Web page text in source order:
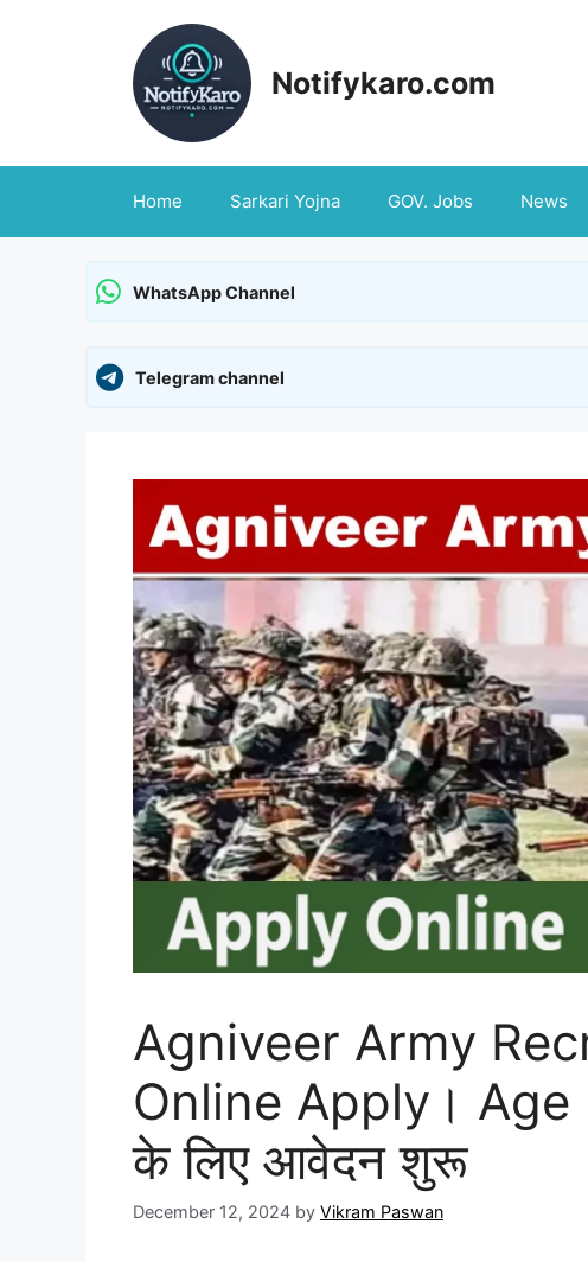
Notifykaro.com
Home Sarkari Yojna GOV. Jobs News
WhatsApp Channel
Telegram channel
Agniveer Army
Online Apply। Age
के लिए आवेदन शुरू
December 12, 2024 by Vikram Paswan